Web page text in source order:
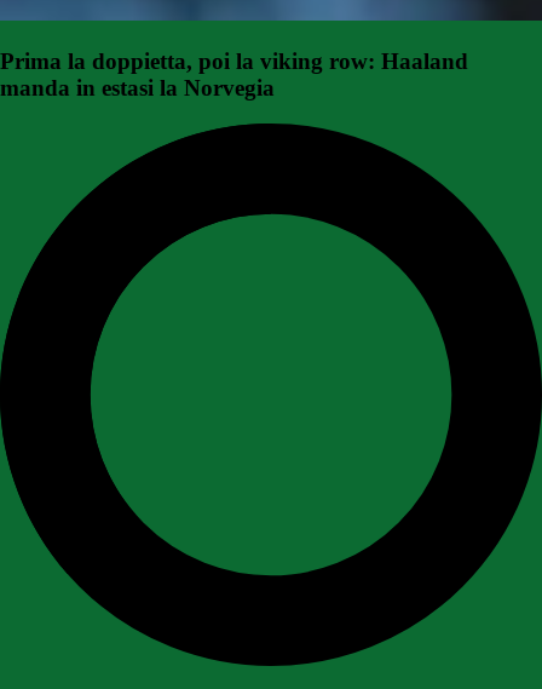
Prima la doppietta, poi la viking row: Haaland
manda in estasi la Norvegia